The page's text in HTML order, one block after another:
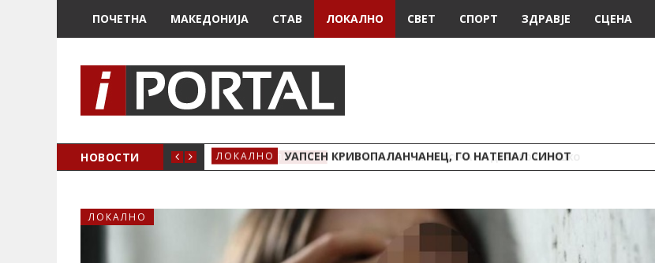
ПОЧЕТНА МАКЕДОНИЈА СТАВ ЛОКАЛНО СВЕТ СПОРТ ЗДРАВЈЕ СЦЕНА
НОВОСТИ ЛОКАЛНО УАПСЕН КРИВОПАЛАНЧАНЕЦ, ГО НАТЕПАЛ СИНОТ
ЛОКАЛНО